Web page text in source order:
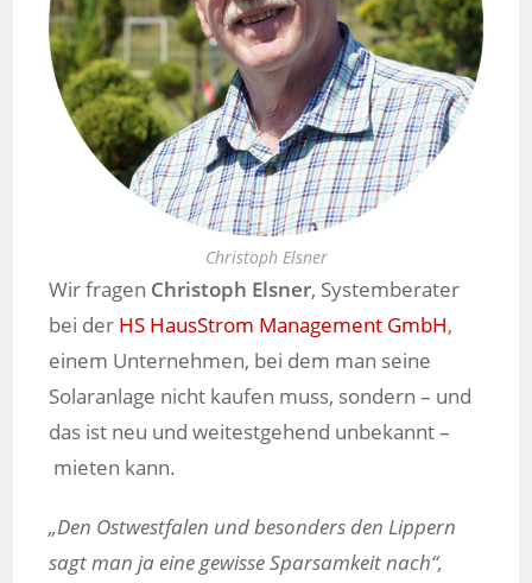
Christoph Elsner
Wir fragen Christoph Elsner, Systemberater
bei der HS HausStrom Management GmbH,
einem Unternehmen, bei dem man seine
Solaranlage nicht kaufen muss, sondern – und
das ist neu und weitestgehend unbekannt –
mieten kann.
„Den Ostwestfalen und besonders den Lippern
sagt man ja eine gewisse Sparsamkeit nach“,